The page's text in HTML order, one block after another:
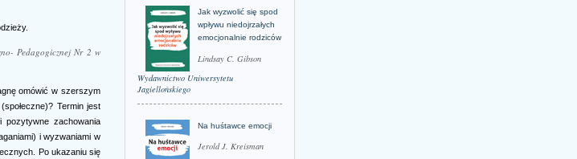
Pedagogicznej Nr 2 w
omówić w szerszym
Termin jest
pozytywne zachowania
i wyzwaniami w
Po ukazaniu się
Jak wyzwolić się spod
wpływu niedojrzałych
emocjonalnie rodziców
Lindsay C. Gibson
Wydawnictwo Uniwersytetu
Jagiellońskiego
Na huśtawce emocji
Jerold J. Kreisman